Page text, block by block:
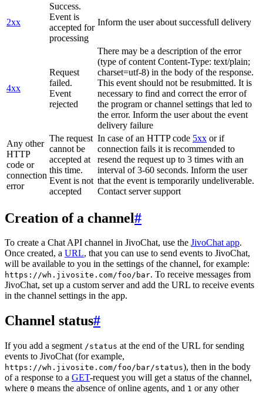
2xx
Success.
Event is
accepted for
processing
Inform the user about successfull delivery
4xx
Request
failed.
Event
rejected
There may be a description of the error
(type of content Content-Type: text/plain;
charset=utf-8) in the body of the response.
This event should not be resubmitted. It is
necessary to find and correct the error of
the program or channel settings that led to
the error. Inform the user about the event
delivery failure
Any other
HTTP
code or
connection
error
The request
cannot be
accepted at
this time.
Event is not
accepted
In case of an HTTP code 5xx or if
connection fails it is recommended to
resend the request up to 3 times with an
interval of 3-60 seconds. Inform the user
that the event is temporarily undeliverable.
Contact server support
Creation of a channel#
To create a Chat API channel in JivoChat, use the JivoChat app.
Once created, a URL, that you can use to send events to JivoChat,
will be available to you in the settings of the channel, for example:
https://wh.jivosite.com/foo/bar. To receive messages from
JivoChat, set up a custom server and add the URL to receive events
in the channel settings in the app.
Channel status#
If you add a segment /status at the end of the URL for sending
events to JivoChat (for example,
https://wh.jivosite.com/foo/bar/status), then in the body
of a response to a GET-request you will get a status of the channel,
where 0 means the absence of online agents, and 1 or any other